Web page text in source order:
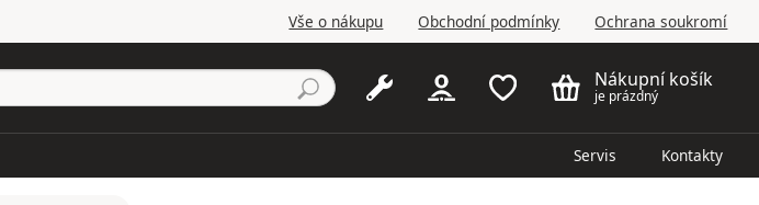
Vše o nákupu Obchodní podmínky Ochrana soukromí
Nákupní košík
je prázdný
Servis Kontakty